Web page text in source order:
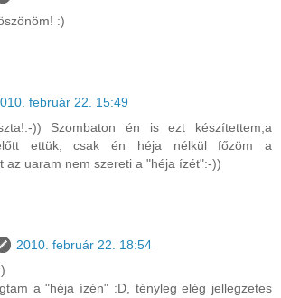
:)
február 22. 15:49
)) Szombaton én is ezt készítettem,a
ettük, csak én héja nélkül főzöm a
az uaram nem szereti a "héja ízét":-))
2010. február 22. 18:54
a "héja ízén" :D, tényleg elég jellegzetes